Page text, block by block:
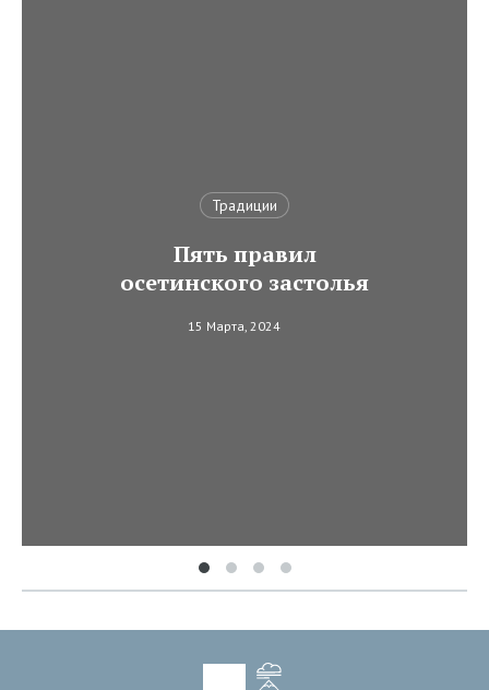
Традиции
Пять правил
осетинского застолья
15 Марта, 2024